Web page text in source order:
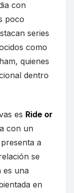
con
poco
series
como
quienes
dentro
es Ride or
con un
a
se
es una
en